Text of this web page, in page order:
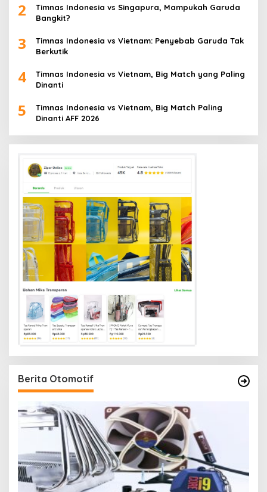
2
Timnas Indonesia vs Singapura, Mampukah Garuda
Bangkit?
3
Timnas Indonesia vs Vietnam: Penyebab Garuda Tak
Berkutik
4
Timnas Indonesia vs Vietnam, Big Match yang Paling
Dinanti
5
Timnas Indonesia vs Vietnam, Big Match Paling
Dinanti AFF 2026
Berita Otomotif